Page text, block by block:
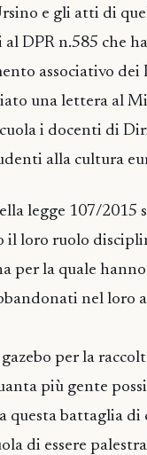
e gli atti di
al DPR n.585 che
associativo
una lettera al
i docenti di
alla cultura
legge 107/2015
loro ruolo
per la quale
nel loro
per la
più gente
questa battaglia di
di essere